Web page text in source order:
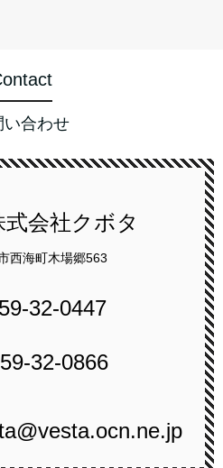
い合わせ
式会社クボタ
西海町木場郷563
32-0447
32-0866